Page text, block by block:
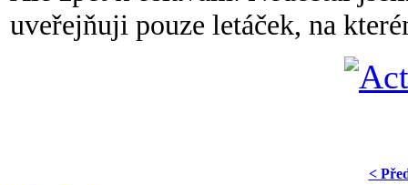
uveřejňuji pouze letáček, na
<